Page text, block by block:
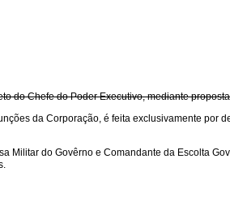
do Chefe do Poder Executivo, mediante
da Corporação, é feita exclusivamente por
Militar do Govêrno e Comandante da Escolta